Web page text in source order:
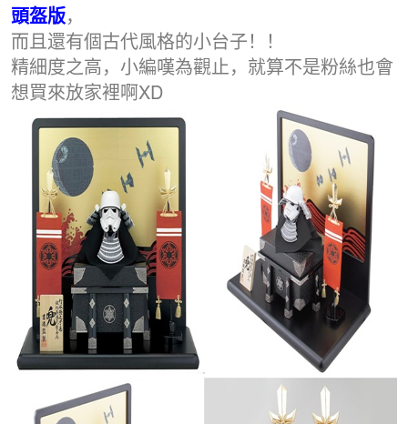
頭盔版，
而且還有個古代風格的小台子！！
精細度之高，小編嘆為觀止，就算不是粉絲也會
想買來放家裡啊XD